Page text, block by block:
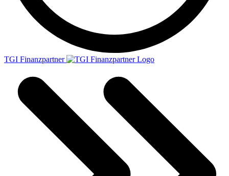
TGI Finanzpartner